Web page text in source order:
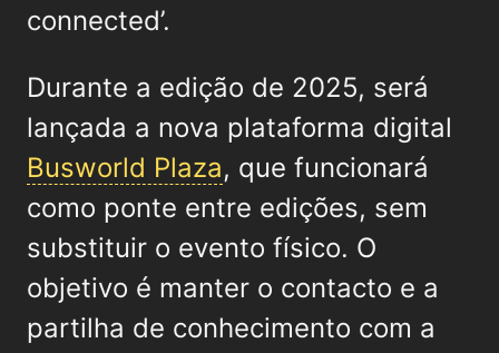
connected’.
Durante a edição de 2025, será
lançada a nova plataforma digital
Busworld Plaza, que funcionará
como ponte entre edições, sem
substituir o evento físico. O
objetivo é manter o contacto e a
partilha de conhecimento com a